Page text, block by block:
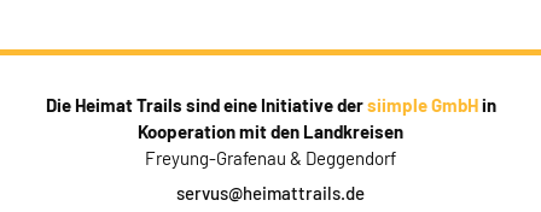
Die Heimat Trails sind eine Initiative dersiimple GmbHin
Kooperation mit den Landkreisen
Freyung-Grafenau & Deggendorf
servus@heimattrails.de